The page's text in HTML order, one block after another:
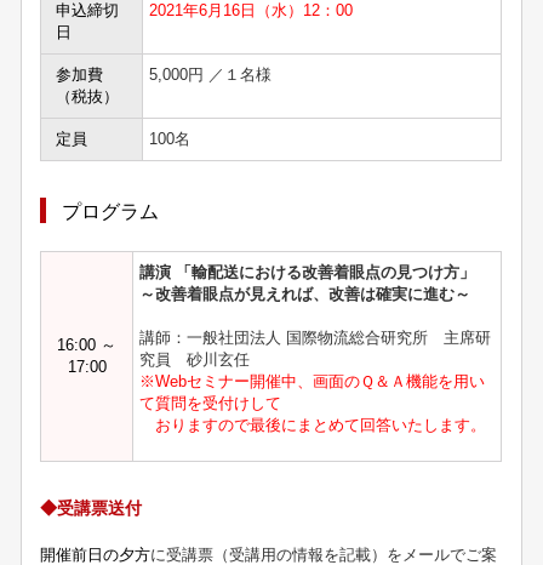
申込締切
日
2021年6月16日（水）12：00
参加費
（税抜）
5,000円 ／１名様
定員 100名
プログラム
16:00 ～
17:00
講演 「輸配送における改善着眼点の見つけ方」
～改善着眼点が見えれば、改善は確実に進む～
講師：一般社団法人 国際物流総合研究所 主席研
究員 砂川玄任
※Webセミナー開催中、画面のＱ＆Ａ機能を用い
て質問を受付けして
おりますので最後にまとめて回答いたします。
◆受講票送付
開催前日の夕方に受講票（受講用の情報を記載）をメールでご案